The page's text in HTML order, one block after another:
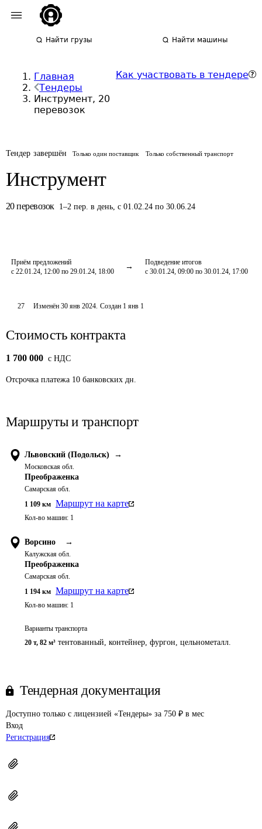
Найти грузы Найти машины
Главная
Тендеры
Инструмент, 20
перевозок
Как участвовать в тендере
Тендер завершён Только один поставщик Только собственный транспорт
Инструмент
20 перевозок 1–2 пер. в день, с 01.02.24 по 30.06.24
Приём предложений
с 22.01.24, 12:00 по 29.01.24, 18:00
Подведение итогов
с 30.01.24, 09:00 по 30.01.24, 17:00
27 Изменён30 янв 2024. Создан 1 янв 1
Стоимость контракта
1 700 000 c НДС
Отсрочка платежа 10 банковских дн.
Маршруты и транспорт
Львовский (Подольск) →
Московская обл.
Преображенка
Самарская обл.
1 109 км Маршрут на карте
Кол-во машин: 1
Ворсино →
Калужская обл.
Преображенка
Самарская обл.
1 194 км Маршрут на карте
Кол-во машин: 1
Варианты транспорта
20 т, 82 м³ тентованный, контейнер, фургон, цельнометалл.
Тендерная документация
Доступно только с лицензией «Тендеры» за 750 ₽ в мес
Вход
Регистрация